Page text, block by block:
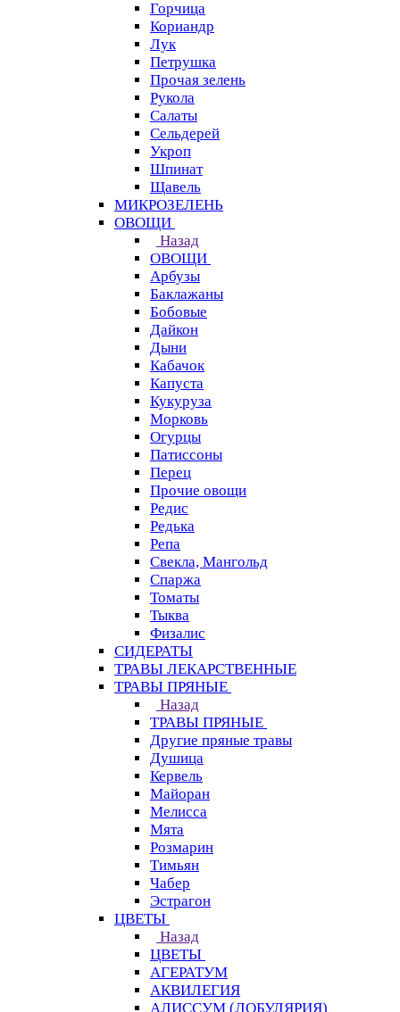
Горчица
Кориандр
Лук
Петрушка
Прочая зелень
Рукола
Салаты
Сельдерей
Укроп
Шпинат
Щавель
МИКРОЗЕЛЕНЬ
ОВОЩИ
Назад
ОВОЩИ
Арбузы
Баклажаны
Бобовые
Дайкон
Дыни
Кабачок
Капуста
Кукуруза
Морковь
Огурцы
Патиссоны
Перец
Прочие овощи
Редис
Редька
Репа
Свекла, Мангольд
Спаржа
Томаты
Тыква
Физалис
СИДЕРАТЫ
ТРАВЫ ЛЕКАРСТВЕННЫЕ
ТРАВЫ ПРЯНЫЕ
Назад
ТРАВЫ ПРЯНЫЕ
Другие пряные травы
Душица
Кервель
Майоран
Мелисса
Мята
Розмарин
Тимьян
Чабер
Эстрагон
ЦВЕТЫ
Назад
ЦВЕТЫ
АГЕРАТУМ
АКВИЛЕГИЯ
АЛИССУМ (ЛОБУЛЯРИЯ)